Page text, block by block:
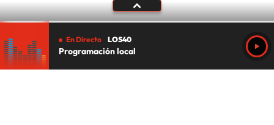
En Directo LOS40
Programación local